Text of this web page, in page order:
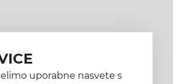
uporabne nasvete s